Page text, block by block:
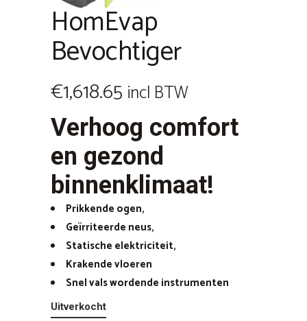
HomEvap
Bevochtiger
€1,618.65 incl BTW
Verhoog comfort
en gezond
binnenklimaat!
Prikkende ogen,
Geïrriteerde neus,
Statische elektriciteit,
Krakende vloeren
Snel vals wordende instrumenten
Uitverkocht